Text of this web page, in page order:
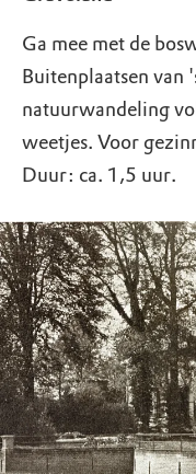
Ga mee met de
Buitenplaatsen van
natuurwandeling
weetjes. Voor
Duur: ca. 1,5 uur.